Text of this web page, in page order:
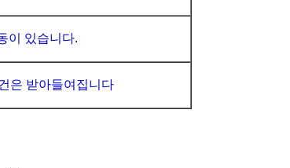
이 있습니다.
은 받아들여집니다